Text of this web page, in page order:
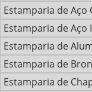
Estamparia de Aço
Estamparia de Aço
Estamparia de
Estamparia de
Estamparia de